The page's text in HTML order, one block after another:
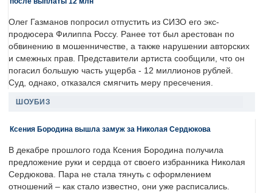
Олег Газманов попросил отпустить из СИЗО его экс-
продюсера Филиппа Россу. Ранее тот был арестован по
обвинению в мошенничестве, а также нарушении авторских
и смежных прав. Представители артиста сообщили, что он
погасил большую часть ущерба - 12 миллионов рублей.
Суд, однако, отказался смягчить меру пресечения.
ШОУБИЗ
Ксения Бородина вышла замуж за Николая Сердюкова
В декабре прошлого года Ксения Бородина получила
предложение руки и сердца от своего избранника Николая
Сердюкова. Пара не стала тянуть с оформлением
отношений – как стало известно, они уже расписались.